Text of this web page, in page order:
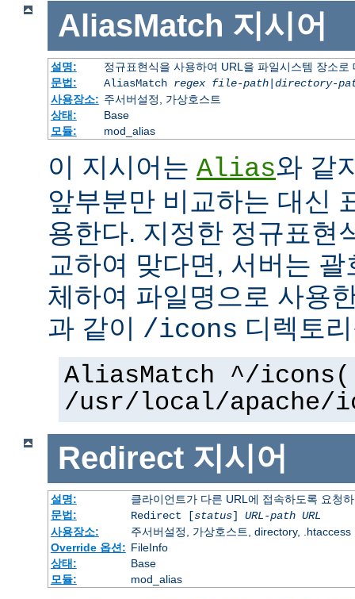
AliasMatch 지시어
설명:
정규표현식을 사용하여 URL을 파일시스템 장소로
문법:
AliasMatch regex file-path| directory-
사용장소: 주서버설정, 가상호스트
상태:
Base
모듈:
mod_alias
이 지시어는 Alias와 같
앞부분만 비교하는 대신
용한다. 지정한 정규표현
교하여 맞다면, 서버는
체하여 파일명으로 사용
과 같이 /icons 디렉토
AliasMatch ^/
/usr/local/apache/
Redirect 지시어
설명:
클라이언트가 다른 URL에 접속하도록 요청
문법:
Redirect [status] URL-path URL
사용장소:
주서버설정, 가상호스트, directory, .htaccess
Override 옵션: FileInfo
상태:
Base
모듈:
mod_alias